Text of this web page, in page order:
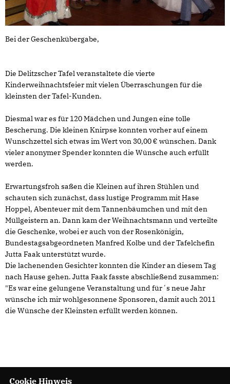
Bei der Geschenkübergabe,
Die Delitzscher Tafel veranstaltete die vierte
Kinderweihnachtsfeier mit vielen Überraschungen für die
kleinsten der Tafel-Kunden.
Diesmal war es für 120 Mädchen und Jungen eine tolle
Bescherung. Die kleinen Knirpse konnten vorher auf einem
Wunschzettel sich etwas im Wert von 30,00 € wünschen. Dank
vieler anonymer Spender konnten die Wünsche auch erfüllt
werden.
Erwartungsfroh saßen die Kleinen auf ihren Stühlen und
schauten sich zunächst, dass lustige Programm mit Hase
Hoppel, Abenteuer mit dem Tannenbäumchen und mit den
Müllgeistern an. Dann kam der Weihnachtsmann und verteilte
die Geschenke, wobei er auch von der Rosenkönigin,
Bundestagsabgeordneten Manfred Kolbe und der Tafelchefin
Jutta Faak unterstützt wurde.
Die lachenenden Gesichter konnten die Kinder an diesem Tag
nach Hause gehen. Jutta Faak fasste abschließend zusammen:
"Es war eine gelungene Veranstaltung und für´s neue Jahr
wünsche ich mir wohlgesonnene Sponsoren, damit auch 2011
die Wünsche der Kleinsten erfüllt werden können.
Cookie Hinweis